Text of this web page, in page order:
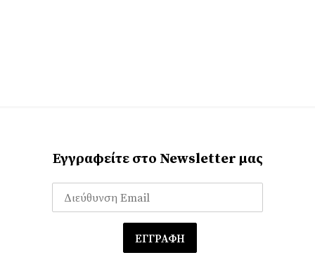
Εγγραφείτε στο Newsletter μας